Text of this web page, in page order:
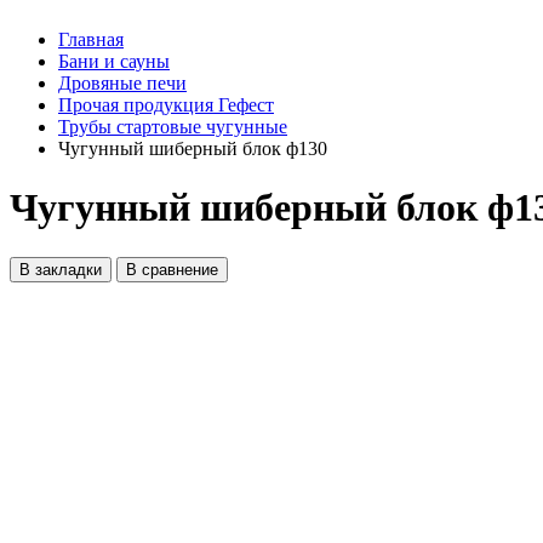
Главная
Бани и сауны
Дровяные печи
Прочая продукция Гефест
Трубы стартовые чугунные
Чугунный шиберный блок ф130
Чугунный шиберный блок
В закладки В сравнение